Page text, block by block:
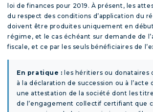
loi de finances pour 2019. À présent, les
du respect des conditions d’application du
doivent être produites uniquement en
régime, et le cas échéant sur demande de
fiscale, et ce par les seuls bénéficiaires de
En pratique : les héritiers ou donataires
à la déclaration de succession ou à l’acte
une attestation de la société dont les
de l’engagement collectif certifiant que